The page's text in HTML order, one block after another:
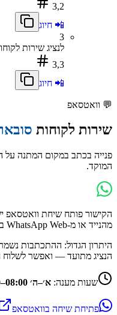
3,2
📲 חיוג
3
לנציג שירות
3,3
📲 חיוג
💬 וואטסאפ
שירות לקוחות
פנייה בכתב במקום המתנה על
המוקד.
הקישור פותח שיחת וואטסאפ
מהנייד או מ-WhatsApp Web במחשב, בלי לחפש ולהקליד את המספר.
היתרון הגדול: ההתכתבות
הנציג מתועד — ואפשר
שעות מענה: א׳–ה׳ 08:00–17:00 · ו׳ 08:00–12:00
פתיחת שיחה בוואטסאפ